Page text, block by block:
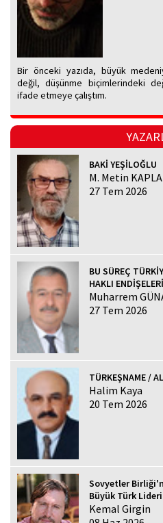
Bir önceki yazıda, büyük
değil, düşünme biçimlerindeki
ifade etmeye çalıştım.
BAKİ YEŞİLOĞLU
M. Metin
27 Tem 2026
BU SÜREÇ
HAKLI
Muharrem
27 Tem 2026
TÜRKEŞNAME /
Halim Kaya
20 Tem 2026
Sovyetler
Büyük Türk Lideri
Kemal Girgin